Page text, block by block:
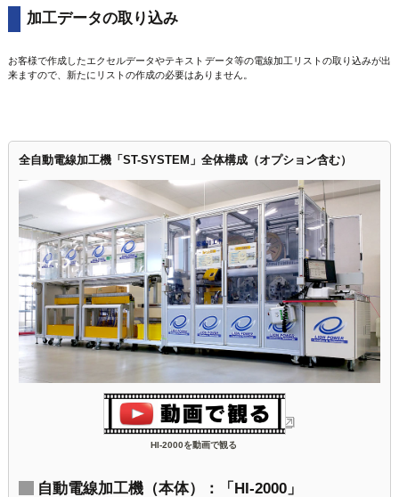
加工データの取り込み
お客様で作成したエクセルデータやテキストデータ等の電線加工リストの取り込みが出
来ますので、新たにリストの作成の必要はありません。
全自動電線加工機「ST-SYSTEM」全体構成（オプション含む）
HI-2000を動画で観る
自動電線加工機（本体）：「HI-2000」